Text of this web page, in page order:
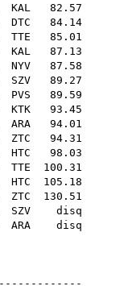
KAL 82.57
DTC 84.14
TTE 85.01
KAL 87.13
NYV 87.58
SZV 89.27
PVS 89.59
KTK 93.45
ARA 94.01
ZTC 94.31
HTC 98.03
TTE 100.31
HTC 105.18
ZTC 130.51
SZV disq
ARA disq